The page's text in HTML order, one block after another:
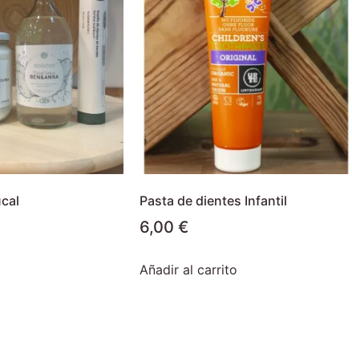
Pasta de dientes Infantil
6,00 €
Añadir al carrito